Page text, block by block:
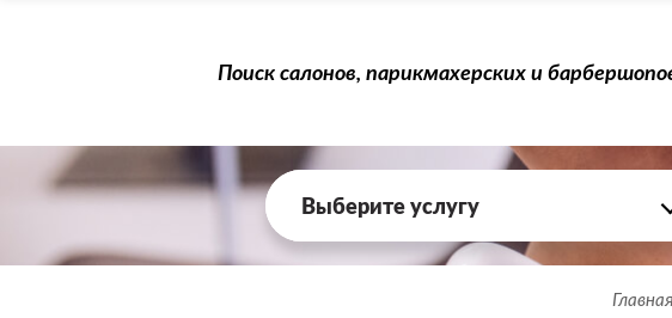
Поиск салонов, парикмахерских и
Выберите услугу
Главная